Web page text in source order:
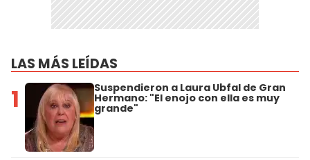
LAS MÁS LEÍDAS
1 Suspendieron a Laura Ubfal de Gran
Hermano: "El enojo con ella es muy
grande"